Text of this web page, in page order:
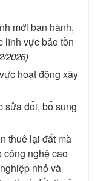
mới ban hành,
lĩnh vực bảo tồn
2026)
hoạt động xây
sửa đổi, bổ sung
thuê lại đất mà
công nghệ cao
nhỏ và